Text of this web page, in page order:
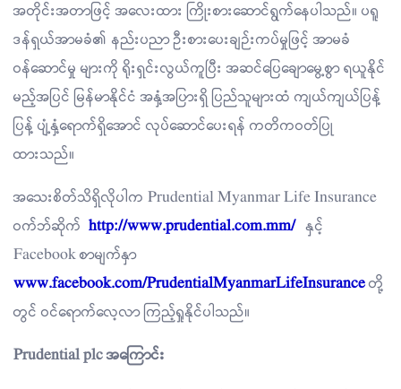
အတိုင်းအတာဖြင့် အလေးထား ကြိုးစားဆောင်ရွက်နေပါသည်။ ပရူ
ဒန်ရှယ်အာမခံ၏ နည်းပညာ ဦးစားပေးချဉ်းကပ်မှုဖြင့် အာမခံ
ဝန်ဆောင်မှု များကို ရိုးရှင်းလွယ်ကူပြီး အဆင်ပြေချောမွေ့စွာ ရယူနိုင်
မည့်အပြင် မြန်မာနိုင်ငံ အနှံ့အပြားရှိ ပြည်သူများထံ ကျယ်ကျယ်ပြန့်
ပြန့် ပျံ့နှံ့ရောက်ရှိအောင် လုပ်ဆောင်ပေးရန် ကတိကဝတ်ပြု
ထားသည်။
အသေးစိတ်သိရှိလိုပါက Prudential Myanmar Life Insurance
ဝက်ဘ်ဆိုက် http://www.prudential.com.mm/ နှင့်
Facebook စာမျက်နှာ
www.facebook.com/PrudentialMyanmarLifeInsuranceတို့
တွင် ဝင်ရောက်လေ့လာ ကြည့်ရှုနိုင်ပါသည်။
Prudential plc အကြောင်း